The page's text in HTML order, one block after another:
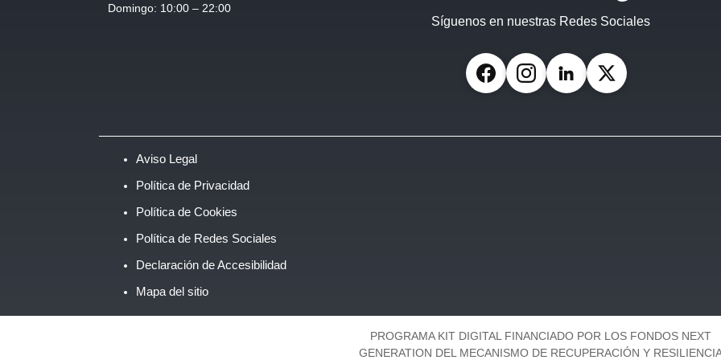
Domingo: 10:00 – 22:00
Síguenos en nuestras Redes Sociales
FacebookInstagramLinkedInX (Twitter)
Aviso Legal
Política de Privacidad
Política de Cookies
Política de Redes Sociales
Declaración de Accesibilidad
Mapa del sitio
PROGRAMA KIT DIGITAL FINANCIADO POR LOS FONDOS NEXT
GENERATION DEL MECANISMO DE RECUPERACIÓN Y